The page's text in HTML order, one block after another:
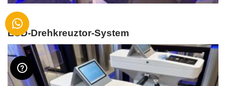
ESD-Drehkreuztor-System